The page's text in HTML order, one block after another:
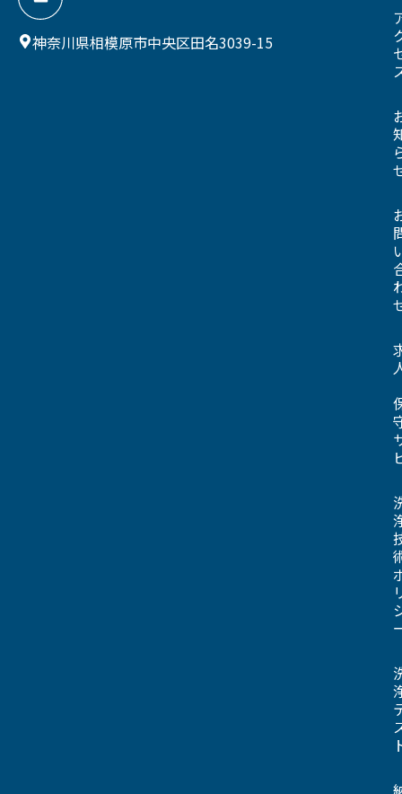
神奈川県相模原市中央区田名3039-15